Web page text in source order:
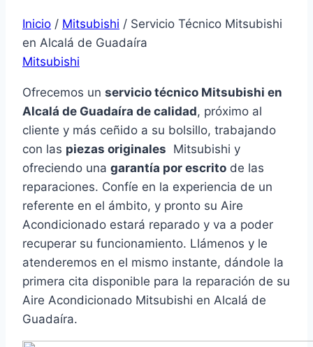
Inicio / Mitsubishi / Servicio Técnico Mitsubishi
en Alcalá de Guadaíra
Mitsubishi
Ofrecemos un servicio técnico Mitsubishi en
Alcalá de Guadaíra de calidad, próximo al
cliente y más ceñido a su bolsillo, trabajando
con las piezas originales Mitsubishi y
ofreciendo una garantía por escrito de las
reparaciones. Confíe en la experiencia de un
referente en el ámbito, y pronto su Aire
Acondicionado estará reparado y va a poder
recuperar su funcionamiento. Llámenos y le
atenderemos en el mismo instante, dándole la
primera cita disponible para la reparación de su
Aire Acondicionado Mitsubishi en Alcalá de
Guadaíra.